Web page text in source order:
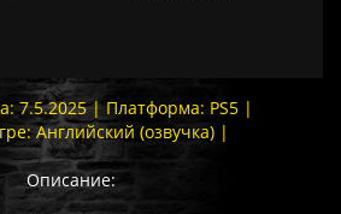
7.5.2025 | Платформа: PS5 |
Английский (озвучка) |
Описание: